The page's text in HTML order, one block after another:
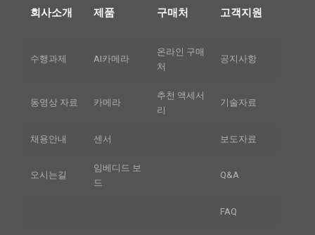
회사소개 제품 구매처 고객지원
수행과제 AI카메라
온라인 구매
처
공지사항
동영상 자료 카메라
추천 액세서
리
기술자료
채용안내 센서 보도자료
오시는길
임베디드 보
드
Q&A
FAQ